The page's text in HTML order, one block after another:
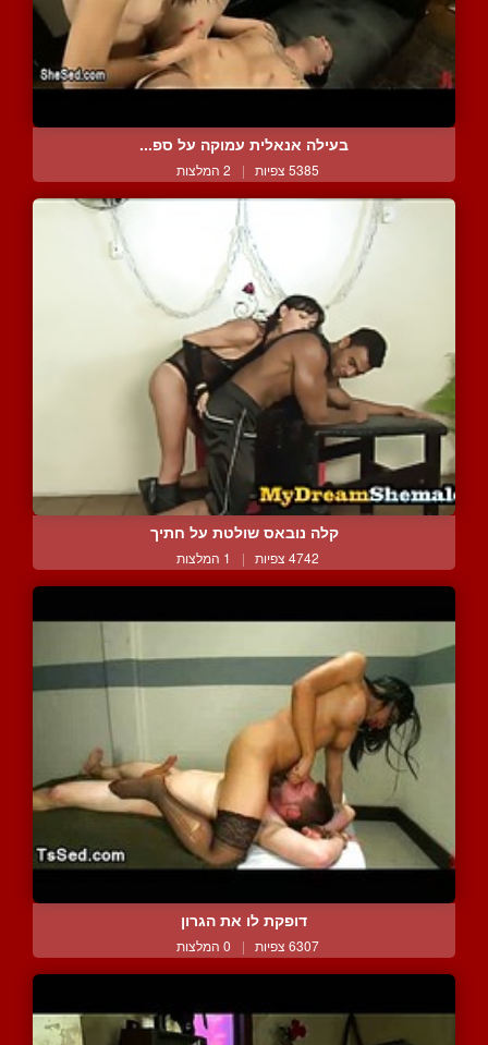
בעילה אנאלית עמוקה על ספ...
5385 צפיות | 2 המלצות
קלה נובאס שולטת על חתיך
4742 צפיות | 1 המלצות
דופקת לו את הגרון
6307 צפיות | 0 המלצות